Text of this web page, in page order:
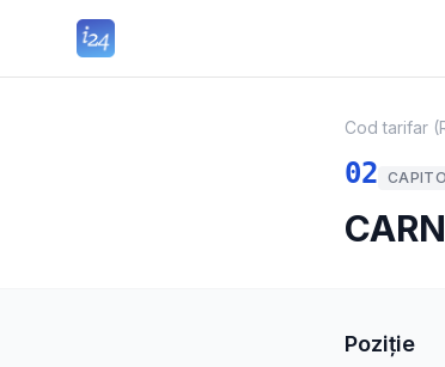
Cod tarifar
02
Poziție